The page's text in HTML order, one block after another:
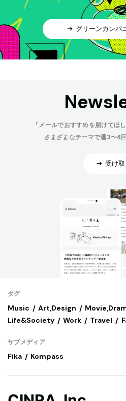
グリーンカンパ
「メールでおすすめを届けてほ
さまざまなテーマで週3〜4
受け取
タグ
Music Art,Design
Life&Society
Work Travel
サブメディア
Fika Kompass